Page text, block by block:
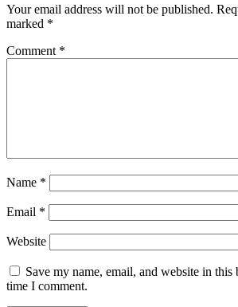
Your email address will not be published.
marked *
Comment *
Name *
Email *
Website
Save my name, email, and website in
time I comment.